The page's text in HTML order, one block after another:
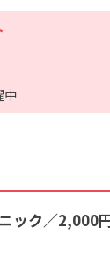
中
ック／